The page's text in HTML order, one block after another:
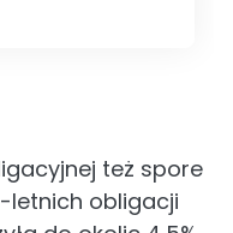
też spore
letnich obligacji